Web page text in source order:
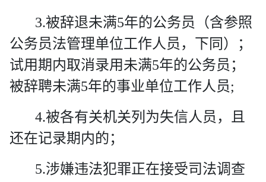
3.被辞退未满5年的公务员（含参照
公务员法管理单位工作人员，下同）；
试用期内取消录用未满5年的公务员；
被辞聘未满5年的事业单位工作人员;
4.被各有关机关列为失信人员，且
还在记录期内的；
5.涉嫌违法犯罪正在接受司法调查